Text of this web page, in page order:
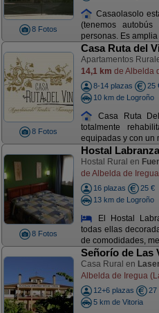
8 Fotos
Casaolasolo
(tenemos
personas. Es
8 Fotos
Casa Ruta del
Apartamentos
14,1 km de Albelda
8-14 plazas
25
10 km de Logroño
Casa Ruta
totalmente
equipadas y con un
8 Fotos
Hostal Labranza
Hostal Rural en
de Albelda de
16 plazas
25 €
13 km de Logroño
El Hostal
todas ellas
de comodidades,
Señorío de Las
Casa Rural en
Albelda de Iregua
12+6 plazas
27
5 km de Vitoria